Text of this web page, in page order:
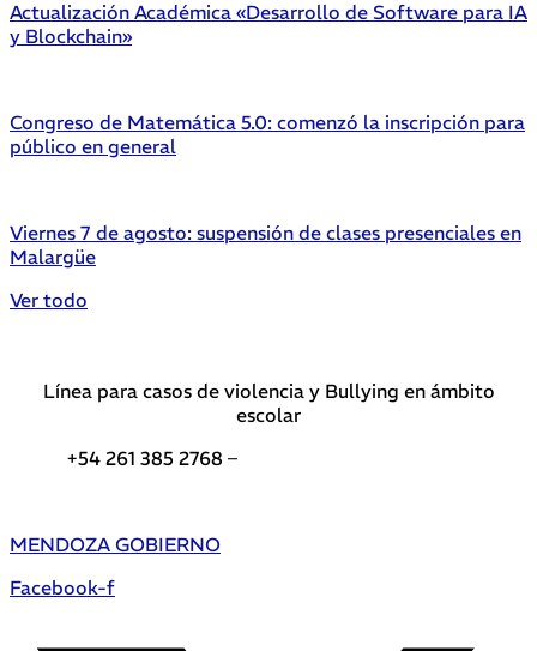
Actualización Académica «Desarrollo de Software para IA
y Blockchain»
Congreso de Matemática 5.0: comenzó la inscripción para
público en general
Viernes 7 de agosto: suspensión de clases presenciales en
Malargüe
Ver todo
Línea para casos de violencia y Bullying en ámbito
escolar
+54 261 385 2768 –
MENDOZA GOBIERNO
Facebook-f